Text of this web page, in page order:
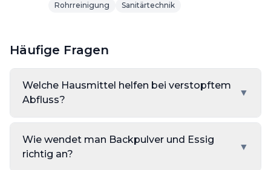
Rohrreinigung Sanitärtechnik
Häufige Fragen
Welche Hausmittel helfen bei verstopftem
Abfluss?
▼
Wie wendet man Backpulver und Essig
richtig an?
▼